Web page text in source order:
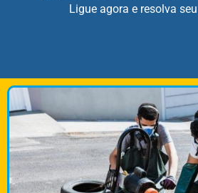
Ligue agora e resolva